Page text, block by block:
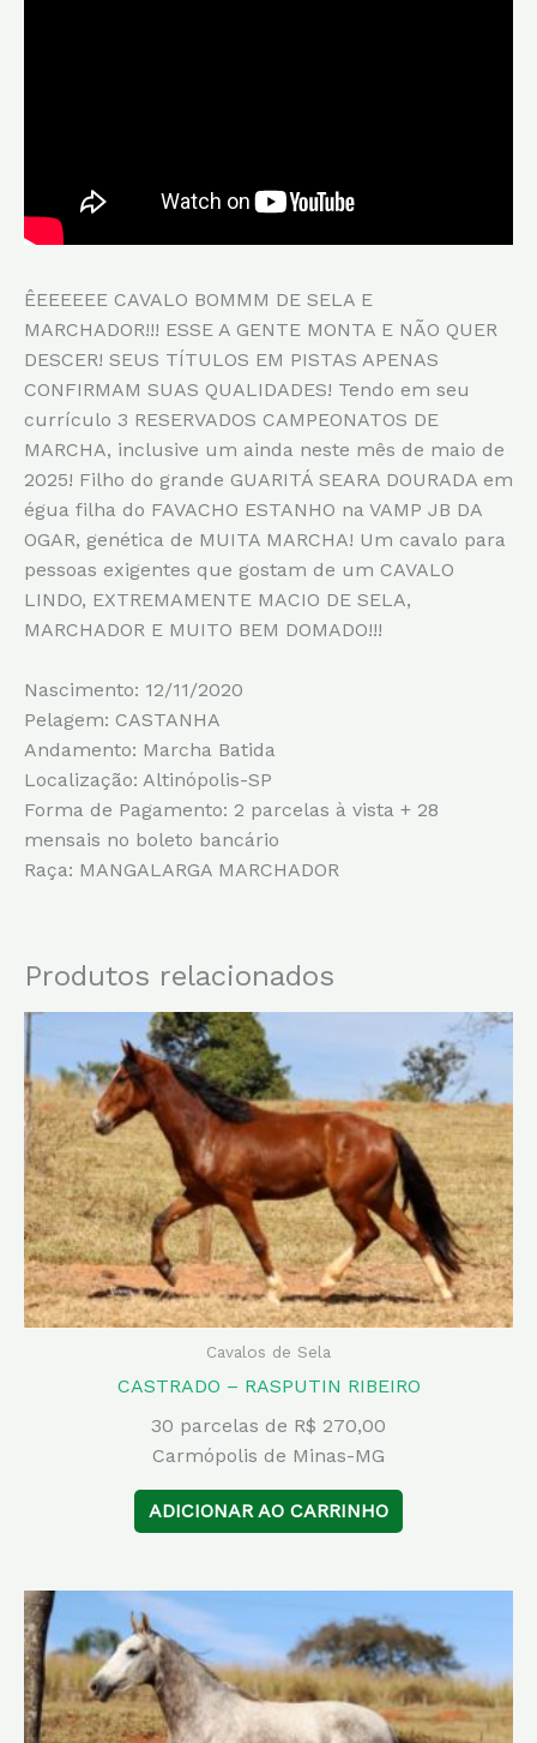
ÊEEEEEE CAVALO BOMMM DE SELA E
MARCHADOR!!! ESSE A GENTE MONTA E NÃO QUER
DESCER! SEUS TÍTULOS EM PISTAS APENAS
CONFIRMAM SUAS QUALIDADES! Tendo em seu
currículo 3 RESERVADOS CAMPEONATOS DE
MARCHA, inclusive um ainda neste mês de maio de
2025! Filho do grande GUARITÁ SEARA DOURADA em
égua filha do FAVACHO ESTANHO na VAMP JB DA
OGAR, genética de MUITA MARCHA! Um cavalo para
pessoas exigentes que gostam de um CAVALO
LINDO, EXTREMAMENTE MACIO DE SELA,
MARCHADOR E MUITO BEM DOMADO!!!
Nascimento: 12/11/2020
Pelagem: CASTANHA
Andamento: Marcha Batida
Localização: Altinópolis-SP
Forma de Pagamento: 2 parcelas à vista + 28
mensais no boleto bancário
Raça: MANGALARGA MARCHADOR
Produtos relacionados
Cavalos de Sela
CASTRADO – RASPUTIN RIBEIRO
30 parcelas de R$ 270,00
Carmópolis de Minas-MG
ADICIONAR AO CARRINHO